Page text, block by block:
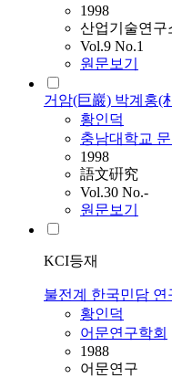
1998
산업기술연구
Vol.9 No.1
원문보기
거암(巨巖) 박계홍(
황인덕
충남대학교
1998
語文硏究
Vol.30 No.-
원문보기
KCI등재
불전계 한국민담 연
황인덕
어문연구학회
1988
어문연구